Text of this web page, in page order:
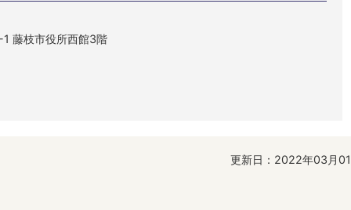
藤枝市役所西館3階
更新日：2022年03月